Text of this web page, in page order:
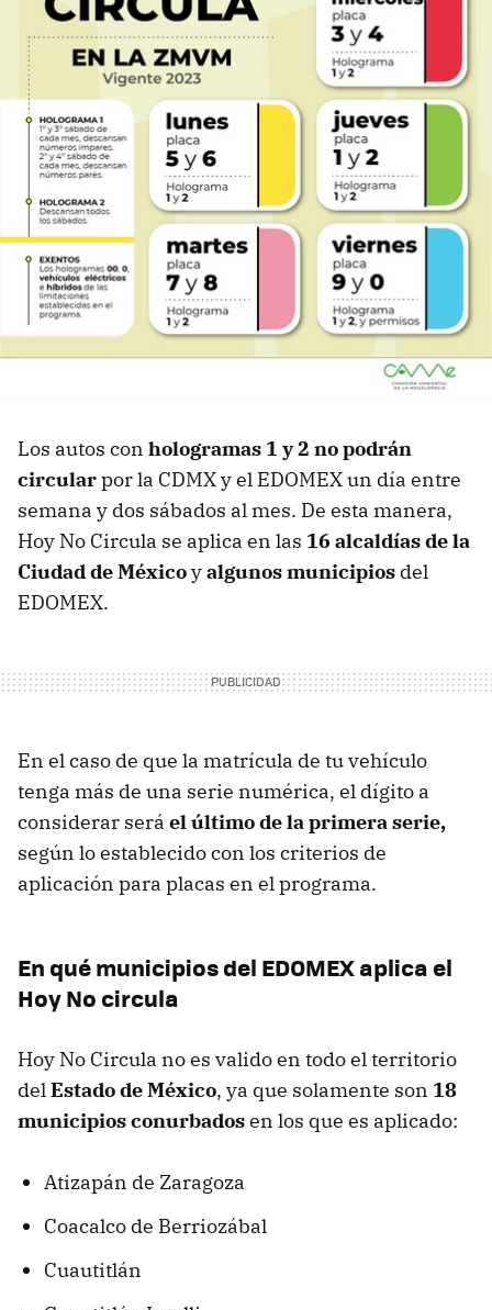
Los autos con hologramas 1 y 2 no podrán
circularpor la CDMX y el EDOMEX un día entre
semana y dos sábados al mes. De esta manera,
Hoy No Circula se aplica en las 16 alcaldías de la
Ciudad de Méxicoyalgunos municipios del
EDOMEX.
En el caso de que la matrícula de tu vehículo
tenga más de una serie numérica, el dígito a
considerar será el último de la primera serie,
según lo establecido con los criterios de
aplicación para placas en el programa.
En qué municipios del EDOMEX aplica el
Hoy No circula
Hoy No Circula no es valido en todo el territorio
delEstado de México, ya que solamente son 18
municipios conurbadosen los que es aplicado:
Atizapán de Zaragoza
Coacalco de Berriozábal
Cuautitlán